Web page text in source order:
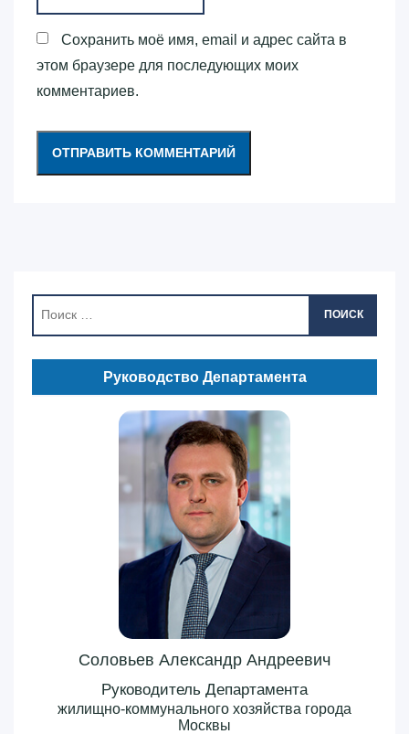
Сохранить моё имя, email и адрес сайта в
этом браузере для последующих моих
комментариев.
ПОИСК
Руководство Департамента
Соловьев Александр Андреевич
Руководитель Департамента
жилищно-коммунального хозяйства города
Москвы